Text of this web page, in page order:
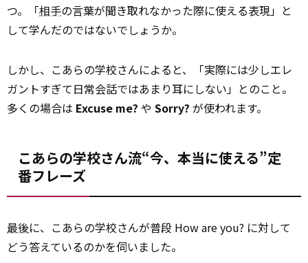
つ。「相手の言葉が聞き取れなかった際に使える表現」と
して学んだのではないでしょうか。
しかし、こあらの学校さんによると、「実際には少しエレ
ガントすぎて日常会話ではあまり耳にしない」とのこと。
多くの場合は Excuse me? や Sorry? が使われます。
こあらの学校さん流“今、本当に使える”定
番フレーズ
最後に、こあらの学校さんが普段 How are you? に対して
どう答えているのかを伺いました。